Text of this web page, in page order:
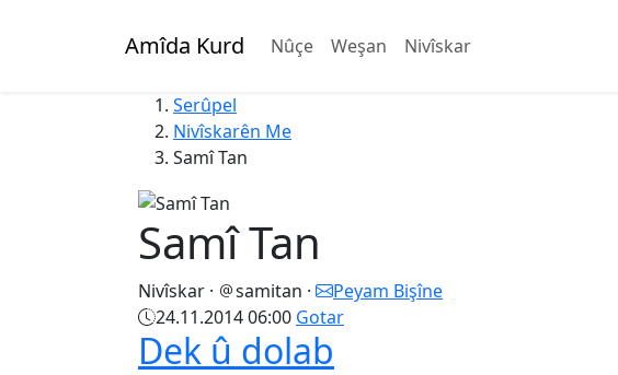
Amîda Kurd Nûçe Weşan Nivîskar
Serûpel
Nivîskarên Me
Samî Tan
Samî Tan
Nivîskar · samitan ·
Peyam Bişîne
24.11.2014 06:00 Gotar
Dek û dolab